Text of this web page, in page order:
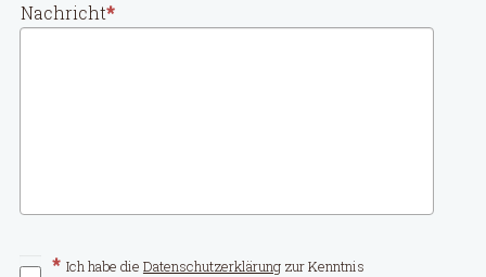
Nachricht
Ich habe die Datenschutzerklärungzur Kenntnis